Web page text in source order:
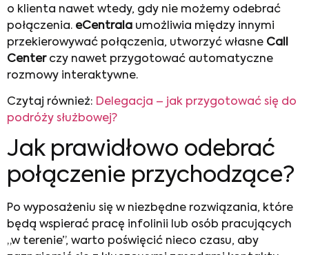
o klienta nawet wtedy, gdy nie możemy odebrać
połączenia. eCentrala umożliwia między innymi
przekierowywać połączenia, utworzyć własne Call
Centerczy nawet przygotować automatyczne
rozmowy interaktywne.
Czytaj również: Delegacja – jak przygotować się do
podróży służbowej?
Jak prawidłowo odebrać
połączenie przychodzące?
Po wyposażeniu się w niezbędne rozwiązania, które
będą wspierać pracę infolinii lub osób pracujących
„w terenie”, warto poświęcić nieco czasu, aby